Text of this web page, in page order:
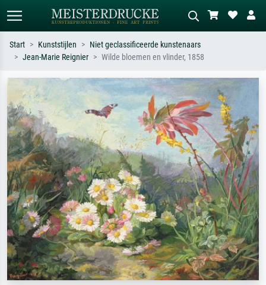
Zoek op kunstenaar, titel of stijl – bijv.
Monet, Sterrennacht, impressionisme,
Hokusai-golf, naakt.
Beschrijf de scène – bijv. groene
weide, abstract met veel rood, donker
olieverfschilderij, staand naakt naast
een boom.
Start Kunststijlen
Niet geclassificeerde kunstenaars
Jean-Marie Reignier
Wilde bloemen en vlinder, 1858